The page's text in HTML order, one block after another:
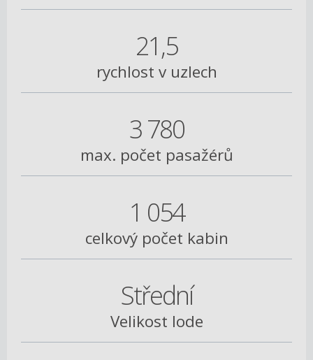
21,5
rychlost v uzlech
3 780
max. počet pasažérů
1 054
celkový počet kabin
Střední
Velikost lode